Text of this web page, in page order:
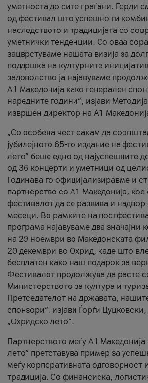
уметноста до сите граѓани. Горди
од фестивал што успешно ги
наследството и традицијата со
уметнички тенденции. Со оваа
зацврстуваме нашата визија за
поддршка на културните
задоволство ја најавуваме
A1 Македонија како генерален
наредните години“, изјави
извршен директор на A1
„Со особена чест сакам да
јубилејното 65-то издание на
лето” беше едно од најуспешните
од 36 концерти и уметници од
Годинава го официјализиравме и
партнерство со А1 Македонија,
фестивалот да се развива и надвор
месеци. Во рамките на
програма најавуваме два значајни
на 29 ноември во Македонската
20 декември во Охрид, каде што
бесплатен како наш подарок за
Фестивалот продолжува да расте
Министерството за култура и
Претседателот на државата,
спонзори“, изјави Ѓорѓи
„Охридско лето“.
Партнерството меѓу A1 Македонија
лето“ претставува пример за
меѓу корпоративната одговорност
традиција. Со финансиска,